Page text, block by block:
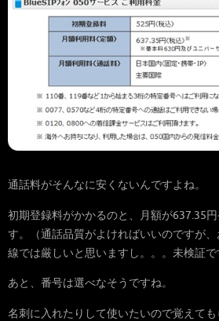
通話料がそんなに安くないんですよね。
初期登録料がかかるのと、月額が637.35
す。（通話品質がよければいいのですが
線では厳しいと思いますし。。。未検証で
あと、番号は選べなそうですね。
名刺に入れたりして使いたいので覚えて